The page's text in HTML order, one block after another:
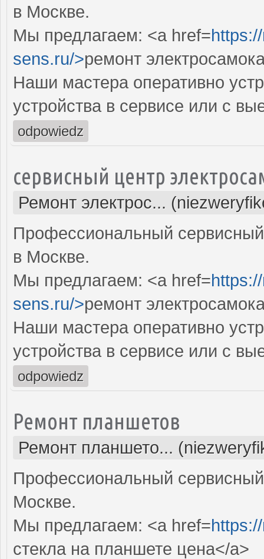
в Москве.
Мы предлагаем: <a href=
sens.ru/>ремонт
Наши мастера оперативно
устройства в сервисе или с
odpowiedz
сервисный центр
Ремонт электрос...
Профессиональный
в Москве.
Мы предлагаем: <a href=
sens.ru/>ремонт
Наши мастера оперативно
устройства в сервисе или с
odpowiedz
Ремонт планшетов
Ремонт планшето...
Профессиональный
Москве.
Мы предлагаем: <a href=
стекла на планшете цена</a>